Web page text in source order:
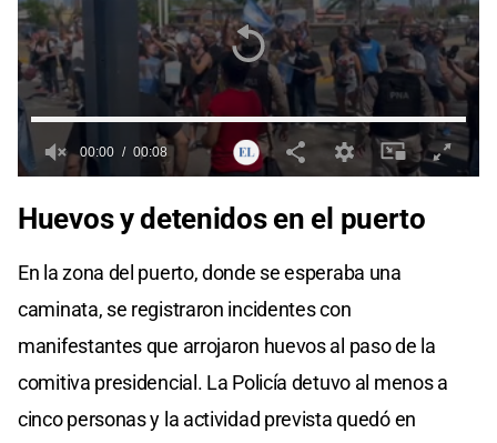
of
00:00 00:08
Huevos y detenidos en el puerto
En la zona del puerto, donde se esperaba una
caminata, se registraron incidentes con
manifestantes que arrojaron huevos al paso de la
comitiva presidencial. La Policía detuvo al menos a
cinco personas y la actividad prevista quedó en